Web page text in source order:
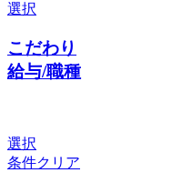
選択
こだわり
給与/職種
選択
条件クリア